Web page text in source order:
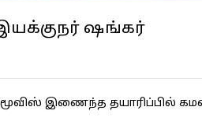
ஷங்கர்
இணைந்த தயாரிப்பில்